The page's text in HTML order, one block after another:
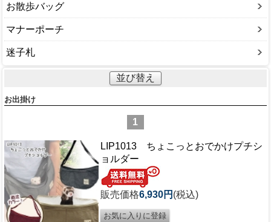
お散歩バッグ
マナーポーチ
迷子札
並び替え
お出掛け
1
LIP1013 ちょこっとおでかけプチシ
ョルダー
販売価格6,930円 (税込)